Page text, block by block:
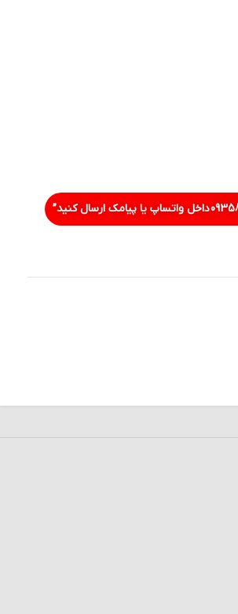
داخل واتساپ یا پیامک ارسال کنید”